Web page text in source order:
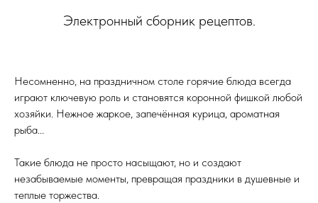
Электронный сборник рецептов.
Несомненно, на праздничном столе горячие блюда всегда
играют ключевую роль и становятся коронной фишкой любой
хозяйки. Нежное жаркое, запечённая курица, ароматная
рыба...
Такие блюда не просто насыщают, но и создают
незабываемые моменты, превращая праздники в душевные и
теплые торжества.